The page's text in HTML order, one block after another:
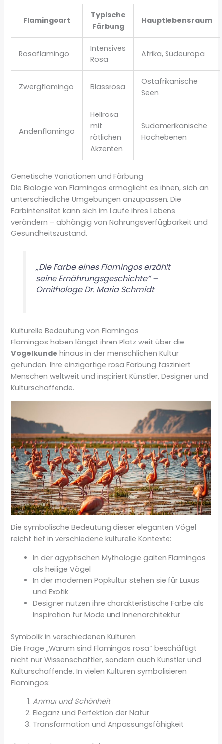
Flamingoart
Typische
Färbung
Hauptlebensraum
Rosaflamingo
Intensives
Rosa
Afrika, Südeuropa
Zwergflamingo Blassrosa
Ostafrikanische
Seen
Andenflamingo
Hellrosa
mit
rötlichen
Akzenten
Südamerikanische
Hochebenen
Genetische Variationen und Färbung
Die Biologie von Flamingos ermöglicht es ihnen, sich an
unterschiedliche Umgebungen anzupassen. Die
Farbintensität kann sich im Laufe ihres Lebens
verändern – abhängig von Nahrungsverfügbarkeit und
Gesundheitszustand.
„Die Farbe eines Flamingos erzählt
seine Ernährungsgeschichte“ –
Ornithologe Dr. Maria Schmidt
Kulturelle Bedeutung von Flamingos
Flamingos haben längst ihren Platz weit über die
Vogelkunde hinaus in der menschlichen Kultur
gefunden. Ihre einzigartige rosa Färbung fasziniert
Menschen weltweit und inspiriert Künstler, Designer und
Kulturschaffende.
Die symbolische Bedeutung dieser eleganten Vögel
reicht tief in verschiedene kulturelle Kontexte:
In der ägyptischen Mythologie galten Flamingos
als heilige Vögel
In der modernen Popkultur stehen sie für Luxus
und Exotik
Designer nutzen ihre charakteristische Farbe als
Inspiration für Mode und Innenarchitektur
Symbolik in verschiedenen Kulturen
Die Frage „Warum sind Flamingos rosa“ beschäftigt
nicht nur Wissenschaftler, sondern auch Künstler und
Kulturschaffende. In vielen Kulturen symbolisieren
Flamingos:
Anmut und Schönheit
Eleganz und Perfektion der Natur
Transformation und Anpassungsfähigkeit